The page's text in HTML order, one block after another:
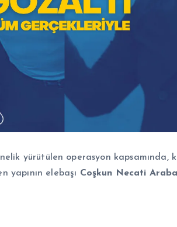
yürütülen operasyon kapsamında,
yapının elebaşı Coşkun Necati